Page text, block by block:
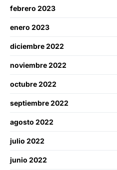
febrero 2023
enero 2023
diciembre 2022
noviembre 2022
octubre 2022
septiembre 2022
agosto 2022
julio 2022
junio 2022